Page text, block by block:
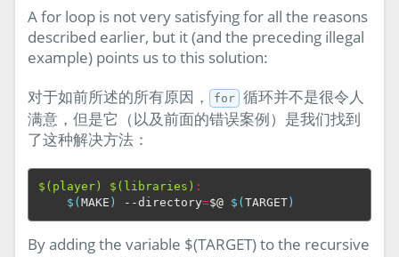
A for loop is not very satisfying for all the reasons
described earlier, but it (and the preceding illegal
example) points us to this solution:
对于如前所述的所有原因，
for 循环并不是很令人
满意，但是它（以及前面的错误案例）是我们找到
了这种解决方法：
$(player) $(libraries) :
$(MAKE ) --directory=$@ $(TARGET)
By adding the variable $(TARGET) to the recursive